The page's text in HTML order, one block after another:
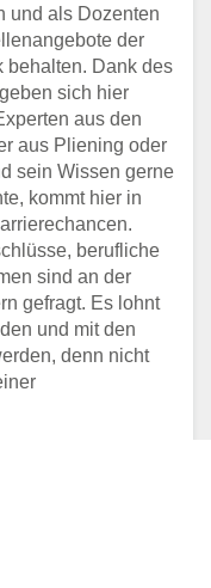
und als Dozenten
der
behalten. Dank des
sich hier
aus den
aus Pliening oder
sein Wissen gerne
kommt hier in
berufliche
sind an der
gefragt. Es lohnt
und mit den
denn nicht